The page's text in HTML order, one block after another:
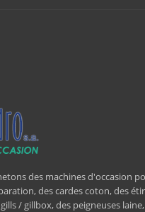
des machines d'occasion
des cardes coton, des
/ gillbox, des peigneuses